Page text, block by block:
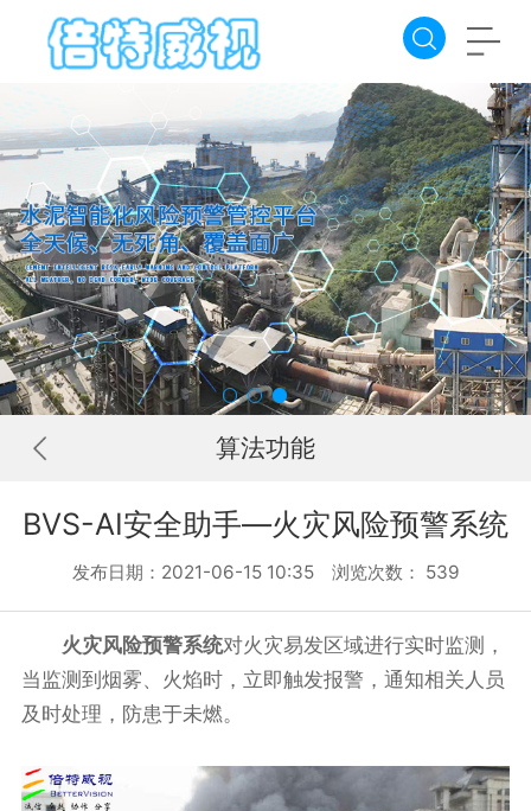
算法功能
BVS-AI安全助手—火灾风险预警系统
发布日期：2021-06-15 10:35 浏览次数： 539
火灾风险预警系统对火灾易发区域进行实时监测，
当监测到烟雾、火焰时，立即触发报警，通知相关人员
及时处理，防患于未燃。